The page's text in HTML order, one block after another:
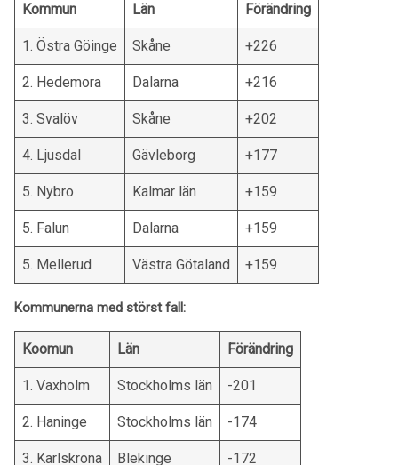
Kommun Län Förändring
1. Östra Göinge Skåne +226
2. Hedemora Dalarna +216
3. Svalöv Skåne +202
4. Ljusdal Gävleborg +177
5. Nybro Kalmar län +159
5. Falun Dalarna +159
5. Mellerud Västra Götaland +159
Kommunerna med störst fall:
Koomun Län Förändring
1. Vaxholm Stockholms län -201
2. Haninge Stockholms län -174
3. Karlskrona Blekinge -172